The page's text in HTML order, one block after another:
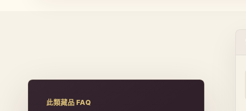
此類藏品 FAQ